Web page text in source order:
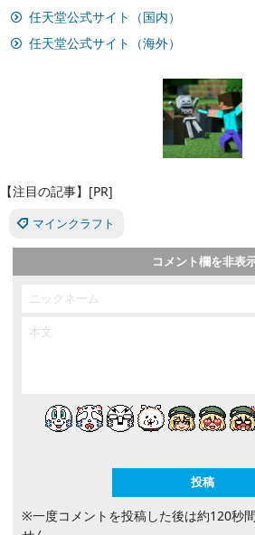
任天堂公式サイト（国内）
任天堂公式サイト（海外）
【注目の記事】[PR]
マインクラフト
コメント欄を非表
※一度コメントを投稿した後は約120秒